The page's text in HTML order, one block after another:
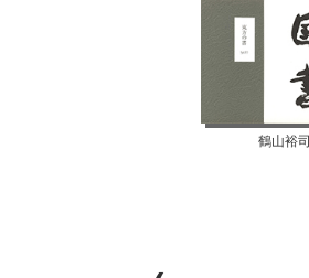
鶴山裕